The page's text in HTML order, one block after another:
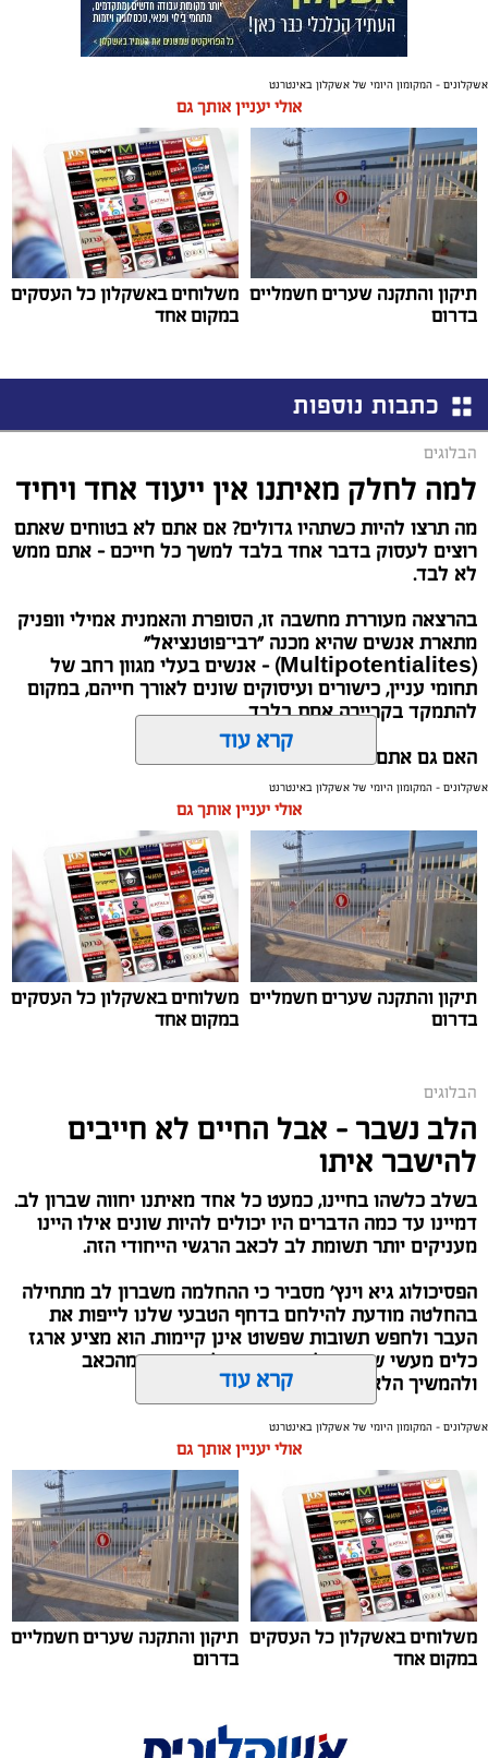
אשקלונים - המקומון היומי של אשקלון באינטרנט
אולי יעניין אותך גם
תיקון והתקנה שערים חשמליים
בדרום
משלוחים באשקלון כל העסקים
במקום אחד
כתבות נוספות
הבלוגים
למה לחלק מאיתנו אין ייעוד אחד ויחיד
מה תרצו להיות כשתהיו גדולים? אם אתם לא בטוחים שאתם
רוצים לעסוק בדבר אחד בלבד למשך כל חייכם – אתם ממש
לא לבד.
בהרצאה מעוררת מחשבה זו, הסופרת והאמנית אמילי וופניק
מתארת אנשים שהיא מכנה "רבי־פוטנציאל"
(Multipotentialites) – אנשים בעלי מגוון רחב של
תחומי עניין, כישורים ועיסוקים שונים לאורך חייהם, במקום
להתמקד בקריירה אחת בלבד.
האם גם אתם כאלה?
תגים:ייעוד
קרא עוד
אשקלונים - המקומון היומי של אשקלון באינטרנט
אולי יעניין אותך גם
תיקון והתקנה שערים חשמליים
בדרום
משלוחים באשקלון כל העסקים
במקום אחד
הבלוגים
הלב נשבר – אבל החיים לא חייבים
להישבר איתו
בשלב כלשהו בחיינו, כמעט כל אחד מאיתנו יחווה שברון לב.
דמיינו עד כמה הדברים היו יכולים להיות שונים אילו היינו
מעניקים יותר תשומת לב לכאב הרגשי הייחודי הזה.
הפסיכולוג גיא וינץ' מסביר כי ההחלמה משברון לב מתחילה
בהחלטה מודעת להילחם בדחף הטבעי שלנו לייפות את
העבר ולחפש תשובות שפשוט אינן קיימות. הוא מציע ארגז
כלים מעשי שיעזור לנו, בהדרגה, להשתחרר מהכאב
ולהמשיך הלאה.
הלב שלנו אולי נשבר לפעמים, אבל אנחנו לא חייבים
מערכת האתר / 09:04 23.07.26
תגים:טד
קרא עוד
אשקלונים - המקומון היומי של אשקלון באינטרנט
אולי יעניין אותך גם
משלוחים באשקלון כל העסקים
במקום אחד
תיקון והתקנה שערים חשמליים
בדרום